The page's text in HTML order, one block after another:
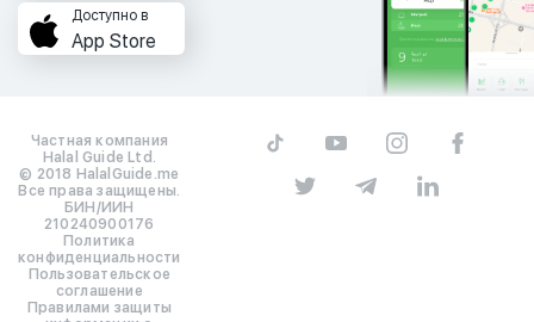
Доступно в
App Store
Частная компания
Halal Guide Ltd.
© 2018 HalalGuide.me
Все права защищены.
БИН/ИИН
210240900176
Политика
конфиденциальности
Пользовательское
соглашение
Правилами защиты